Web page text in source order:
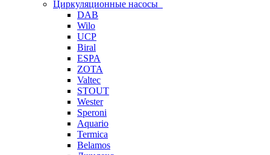
Циркуляционные насосы
DAB
Wilo
UCP
Biral
ESPA
ZOTA
Valtec
STOUT
Wester
Speroni
Aquario
Termica
Belamos